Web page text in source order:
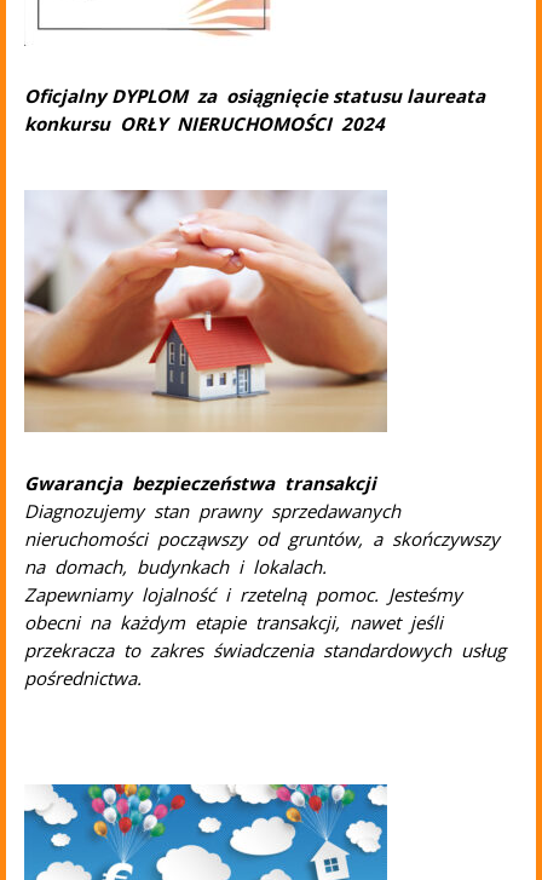
Oficjalny DYPLOM za osiągnięcie statusu laureata
konkursu ORŁY NIERUCHOMOŚCI 2024
Gwarancja bezpieczeństwa transakcji
Diagnozujemy stan prawny sprzedawanych
nieruchomości począwszy od gruntów, a skończywszy
na domach, budynkach i lokalach.
Zapewniamy lojalność i rzetelną pomoc. Jesteśmy
obecni na każdym etapie transakcji, nawet jeśli
przekracza to zakres świadczenia standardowych usług
pośrednictwa.